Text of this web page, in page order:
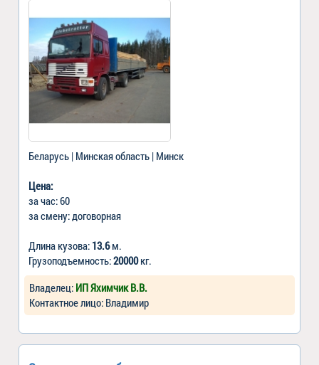
Беларусь | Минская область | Минск
Цена:
за час: 60
за смену: договорная
Длина кузова: 13.6м.
Грузоподъемность:20000кг.
Владелец: ИП Яхимчик В.В.
Контактное лицо: Владимир